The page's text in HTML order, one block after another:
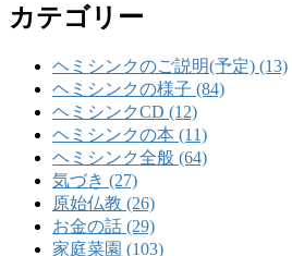
カテゴリー
ヘミシンクのご説明(予定) (13)
ヘミシンクの様子 (84)
ヘミシンクCD (12)
ヘミシンクの本 (11)
ヘミシンク全般 (64)
気づき (27)
原始仏教 (26)
お金の話 (29)
家庭菜園 (103)